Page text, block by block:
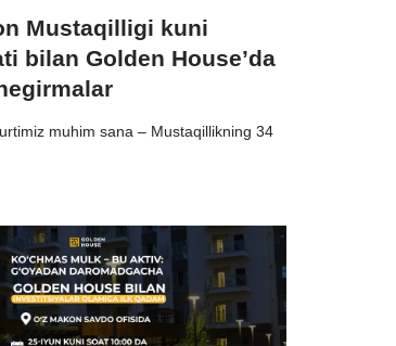
Mustaqilligi kuni
bilan Golden House’da
muhim sana – Mustaqillikning 34